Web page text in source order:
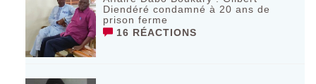
Diendéré condamné à 20 ans de
prison ferme
16 RÉACTIONS